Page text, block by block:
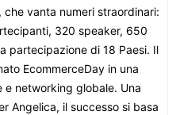
vanta numeri straordinari:
320 speaker, 650
partecipazione di 18 Paesi. Il
EcommerceDay in una
networking globale. Una
Angelica, il successo si basa